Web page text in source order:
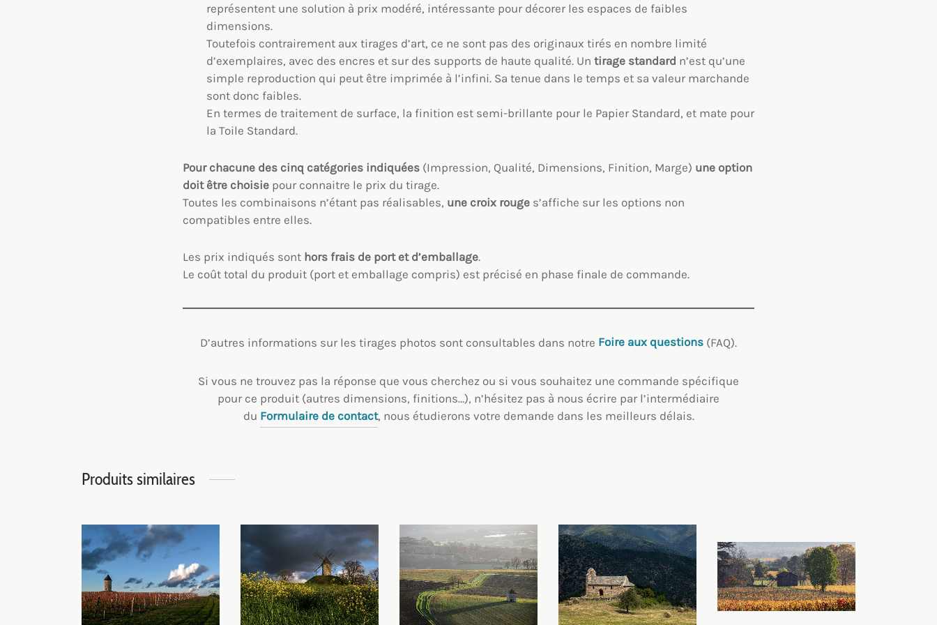
représentent une solution à prix modéré, intéressante pour décorer les espaces de faibles
dimensions.
Toutefois contrairement aux tirages d’art, ce ne sont pas des originaux tirés en nombre limité
d’exemplaires, avec des encres et sur des supports de haute qualité. Un tirage standard n’est qu’une
simple reproduction qui peut être imprimée à l’infini. Sa tenue dans le temps et sa valeur marchande
sont donc faibles.
En termes de traitement de surface, la finition est semi-brillante pour le Papier Standard, et mate pour
la Toile Standard.
Pour chacune des cinq catégories indiquées (Impression, Qualité, Dimensions, Finition, Marge) une option
doit être choisie pour connaitre le prix du tirage.
Toutes les combinaisons n’étant pas réalisables, une croix rouge s’affiche sur les options non
compatibles entre elles.
Les prix indiqués sont hors frais de port et d’emballage.
Le coût total du produit (port et emballage compris) est précisé en phase finale de commande.
D’autres informations sur les tirages photos sont consultables dans notre Foire aux questions (FAQ).
Si vous ne trouvez pas la réponse que vous cherchez ou si vous souhaitez une commande spécifique
pour ce produit (autres dimensions, finitions…), n’hésitez pas à nous écrire par l’intermédiaire
du Formulaire de contact, nous étudierons votre demande dans les meilleurs délais.
Produits similaires